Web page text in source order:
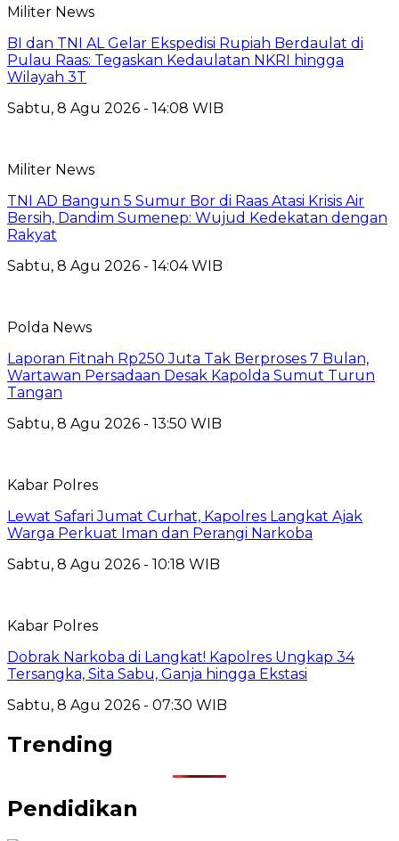
Militer News
BI dan TNI AL Gelar Ekspedisi Rupiah Berdaulat di
Pulau Raas: Tegaskan Kedaulatan NKRI hingga
Wilayah 3T
Sabtu, 8 Agu 2026 - 14:08 WIB
Militer News
TNI AD Bangun 5 Sumur Bor di Raas Atasi Krisis Air
Bersih, Dandim Sumenep: Wujud Kedekatan dengan
Rakyat
Sabtu, 8 Agu 2026 - 14:04 WIB
Polda News
Laporan Fitnah Rp250 Juta Tak Berproses 7 Bulan,
Wartawan Persadaan Desak Kapolda Sumut Turun
Tangan
Sabtu, 8 Agu 2026 - 13:50 WIB
Kabar Polres
Lewat Safari Jumat Curhat, Kapolres Langkat Ajak
Warga Perkuat Iman dan Perangi Narkoba
Sabtu, 8 Agu 2026 - 10:18 WIB
Kabar Polres
Dobrak Narkoba di Langkat! Kapolres Ungkap 34
Tersangka, Sita Sabu, Ganja hingga Ekstasi
Sabtu, 8 Agu 2026 - 07:30 WIB
Trending
Pendidikan